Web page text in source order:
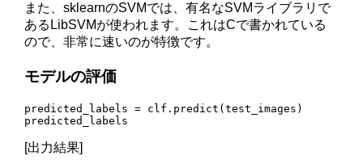
また、sklearnのSVMでは、有名なSVMライブラリで
あるLibSVMが使われます。これはCで書かれている
ので、非常に速いのが特徴です。
モデルの評価
predicted_labels = clf.predict(test_images)
predicted_labels
[出力結果]